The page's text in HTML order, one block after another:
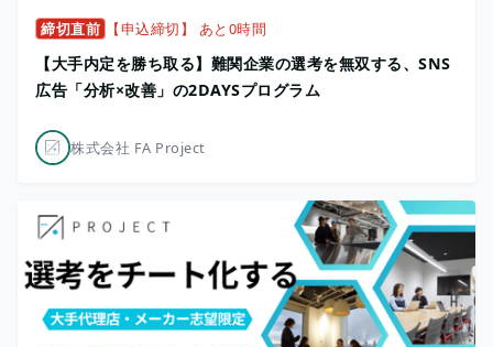
締切直前 【申込締切】 あと0時間
【大手内定を勝ち取る】難関企業の選考を無双する、SNS
広告「分析×改善」の2DAYSプログラム
株式会社 FA Project